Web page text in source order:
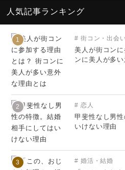
人気記事ランキング
1 街コン・出会
美人が街コン
ンに美人が多
2 恋人
甲斐性なし男
いけない理由
3 婚活・結婚